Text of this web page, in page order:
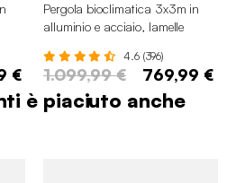
€
Pergola bioclimatica 3x3m in
alluminio e acciaio, lamelle
4.6 (396)
1.099,99 € 769,99 €
è piaciuto anche